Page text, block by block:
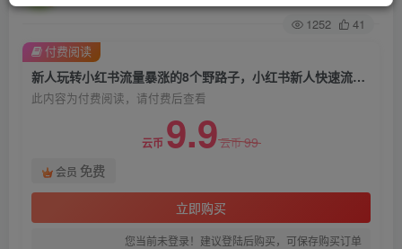
1252 41
新人玩转小红书流量暴涨的8个野路子，小红书新人快速流量破局
此内容为付费阅读，请付费后查看
云币 9.9云币99
会员 免费
立即购买
您当前未登录！建议登陆后购买，可保存购买订单
付费阅读